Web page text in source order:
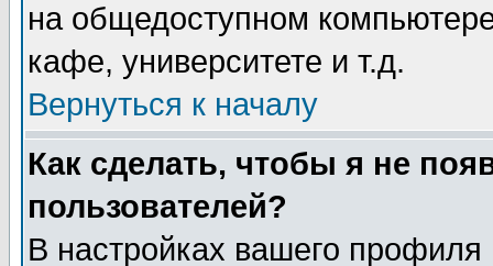
на общедоступном
кафе, университете и т.д.
Вернуться к началу
Как сделать, чтобы я не
пользователей?
В настройках вашего